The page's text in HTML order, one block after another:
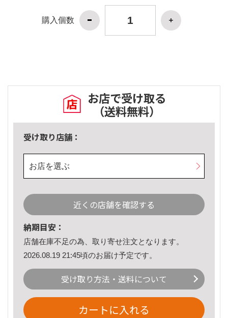
購入個数
お店で受け取る
（送料無料）
受け取り店舗：
お店を選ぶ
近くの店舗を確認する
納期目安：
店舗在庫不足の為、取り寄せ注文となります。
2026.08.19 21:45頃のお届け予定です。
受け取り方法・送料について
カートに入れる